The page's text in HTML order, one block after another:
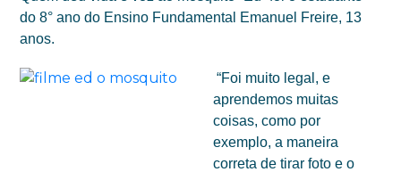
do 8° ano do Ensino Fundamental Emanuel Freire, 13
anos.
“Foi muito legal, e
aprendemos muitas
coisas, como por
exemplo, a maneira
correta de tirar foto e o